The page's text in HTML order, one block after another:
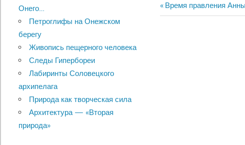
Навигация
Previous
Post:
Время правления
Онего…
Петроглифы на Онежском
берегу
Живопись пещерного человека
Следы Гипербореи
Лабиринты Соловецкого
архипелага
Природа как творческая сила
Архитектура — «Вторая
природа»